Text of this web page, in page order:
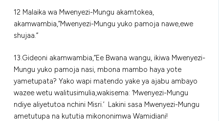
12 Malaika wa Mwenyezi-Mungu akamtokea,
akamwambia,”Mwenyezi-Mungu yuko pamoja nawe,ewe
shujaa.”
13.Gideoni akamwambia,”Ee Bwana wangu, ikiwa Mwenyezi-
Mungu yuko pamoja nasi, mbona mambo haya yote
yametupata? Yako wapi matendo yake ya ajabu ambayo
wazee wetu walitusimulia,wakisema: ‘Mwenyezi-Mungu
ndiye aliyetutoa nchini Misri.’ Lakini sasa Mwenyezi-Mungu
ametutupa na kututia mikononimwa Wamidiani!